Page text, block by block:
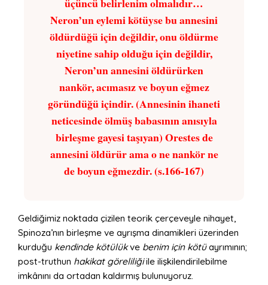
Neron’un eylemi kötüyse bu annesini
öldürdüğü için değildir, onu öldürme
niyetine sahip olduğu için değildir,
Neron’un annesini öldürürken
nankör, acımasız ve boyun eğmez
göründüğü içindir. (Annesinin ihaneti
neticesinde ölmüş babasının anısıyla
birleşme gayesi taşıyan) Orestes de
annesini öldürür ama o ne nankör ne
de boyun eğmezdir. (s.166-167)
Geldiğimiz noktada çizilen teorik çerçeveyle nihayet,
Spinoza’nın birleşme ve ayrışma dinamikleri üzerinden
kurduğu kendinde kötülükve benim için kötüayrımının;
post-truthun hakikat göreliliğiile ilişkilendirilebilme
imkânını da ortadan kaldırmış bulunuyoruz.